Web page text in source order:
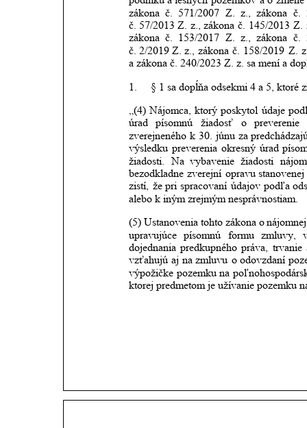
zákona č. 571/2007 Z. z., zákona č.
č. 57/2013 Z. z., zákona č. 145/2013 Z.
zákona č. 153/2017 Z. z., zákona č.
č. 2/2019 Z. z.,
zákona č. 158/2019 Z.
a zákona č. 240/2023 Z. z. sa mení a
1. § 1 sa dopĺňa odsekmi 4 a 5, ktoré
„(4) Nájomca, ktorý poskytol údaje
úrad
písomnú žiadosť o
preverenie
zverejneného k 30. júnu za
výsledku preverenia okresný úrad
žiadosti.
Na vybavenie žiadosti
bezodkladne zverejní opravu stanovenej
zistí, že pri spracovaní údajov podľa
alebo k iným zrejmým nesprávnostiam.
(5) Ustanovenia tohto zákona o nájomnej
upravujúce
písomnú formu zmluvy,
dojednania predkupného práva, trvanie
vzťahujú aj na zmluvu o odovzdaní
výpožičke pozemku na
ktorej predmetom je užívanie pozemku